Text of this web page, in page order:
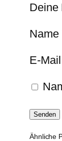
Name
E-
Ähnliche